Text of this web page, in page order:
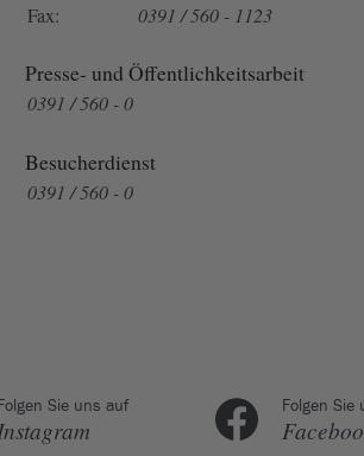
Fax:
0391 / 560 - 1123
Presse- und Öffentlichkeitsarbeit
0391 / 560 - 0
Besucherdienst
0391 / 560 - 0
Sie uns auf Folgen Sie